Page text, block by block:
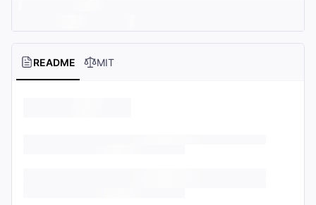
README MIT